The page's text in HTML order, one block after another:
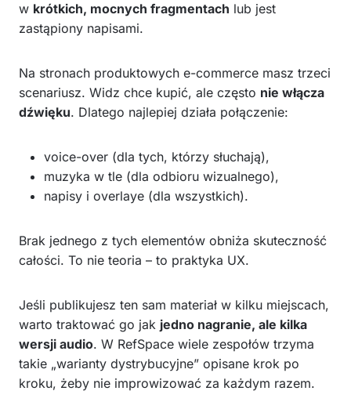
w krótkich, mocnych fragmentach lub jest
zastąpiony napisami.
Na stronach produktowych e-commerce masz trzeci
scenariusz. Widz chce kupić, ale często nie włącza
dźwięku. Dlatego najlepiej działa połączenie:
voice-over (dla tych, którzy słuchają),
muzyka w tle (dla odbioru wizualnego),
napisy i overlaye (dla wszystkich).
Brak jednego z tych elementów obniża skuteczność
całości. To nie teoria – to praktyka UX.
Jeśli publikujesz ten sam materiał w kilku miejscach,
warto traktować go jak jedno nagranie, ale kilka
wersji audio. W RefSpace wiele zespołów trzyma
takie „warianty dystrybucyjne” opisane krok po
kroku, żeby nie improwizować za każdym razem.